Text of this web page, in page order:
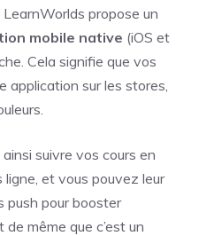
propose un
mobile native (iOS et
Cela signifie que vos
sur les stores,
suivre vos cours en
et vous pouvez leur
push pour booster
même que c’est un